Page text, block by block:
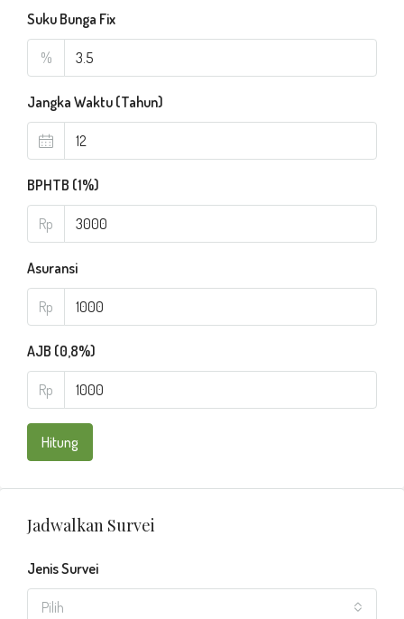
Suku Bunga Fix
%
Jangka Waktu (Tahun)
BPHTB (1%)
Rp
Asuransi
Rp
AJB (0,8%)
Rp
Hitung
Jadwalkan Survei
Jenis Survei
Pilih